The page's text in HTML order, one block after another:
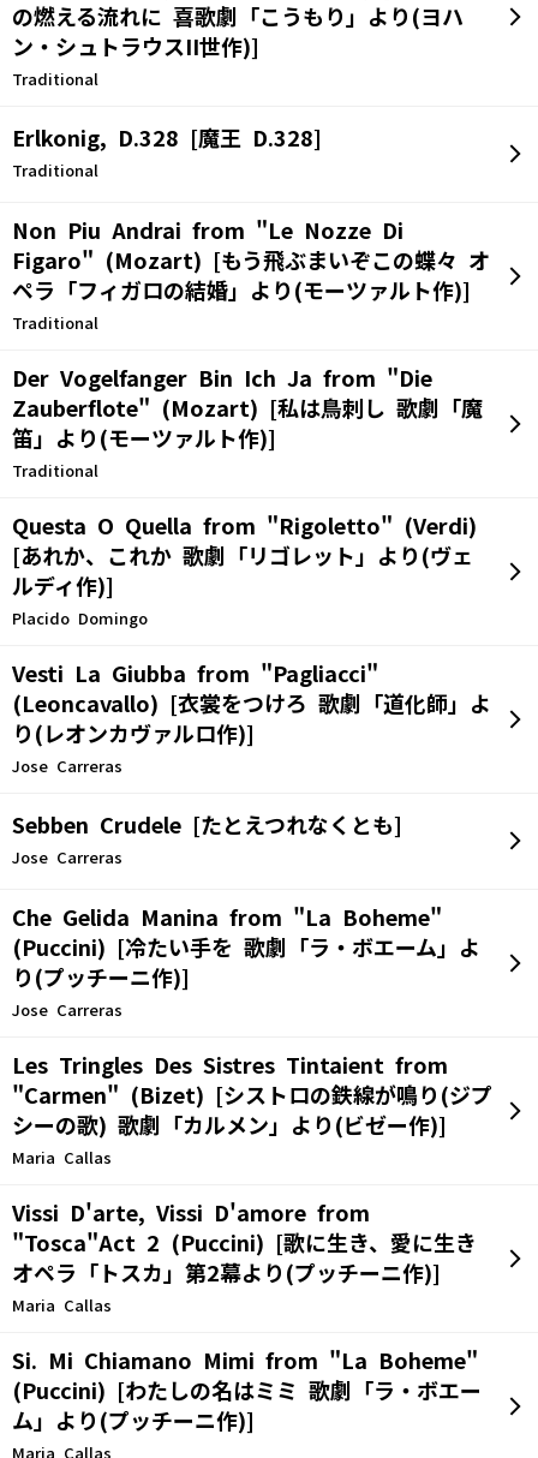
の燃える流れに 喜歌劇「こうもり」より(ヨハ
ン・シュトラウスII世作)]
Traditional
Erlkonig, D.328 [魔王 D.328]
Traditional
Non Piu Andrai from "Le Nozze Di
Figaro" (Mozart) [もう飛ぶまいぞこの蝶々 オ
ペラ「フィガロの結婚」より(モーツァルト作)]
Traditional
Der Vogelfanger Bin Ich Ja from "Die
Zauberflote" (Mozart) [私は鳥刺し 歌劇「魔
笛」より(モーツァルト作)]
Traditional
Questa O Quella from "Rigoletto" (Verdi)
[あれか、これか 歌劇「リゴレット」より(ヴェ
ルディ作)]
Placido Domingo
Vesti La Giubba from "Pagliacci"
(Leoncavallo) [衣裳をつけろ 歌劇「道化師」よ
り(レオンカヴァルロ作)]
Jose Carreras
Sebben Crudele [たとえつれなくとも]
Jose Carreras
Che Gelida Manina from "La Boheme"
(Puccini) [冷たい手を 歌劇「ラ・ボエーム」よ
り(プッチーニ作)]
Jose Carreras
Les Tringles Des Sistres Tintaient from
"Carmen" (Bizet) [シストロの鉄線が鳴り(ジプ
シーの歌) 歌劇「カルメン」より(ビゼー作)]
Maria Callas
Vissi D'arte, Vissi D'amore from
"Tosca"Act 2 (Puccini) [歌に生き、愛に生き
オペラ「トスカ」第2幕より(プッチーニ作)]
Maria Callas
Si. Mi Chiamano Mimi from "La Boheme"
(Puccini) [わたしの名はミミ 歌劇「ラ・ボエー
ム」より(プッチーニ作)]
Maria Callas